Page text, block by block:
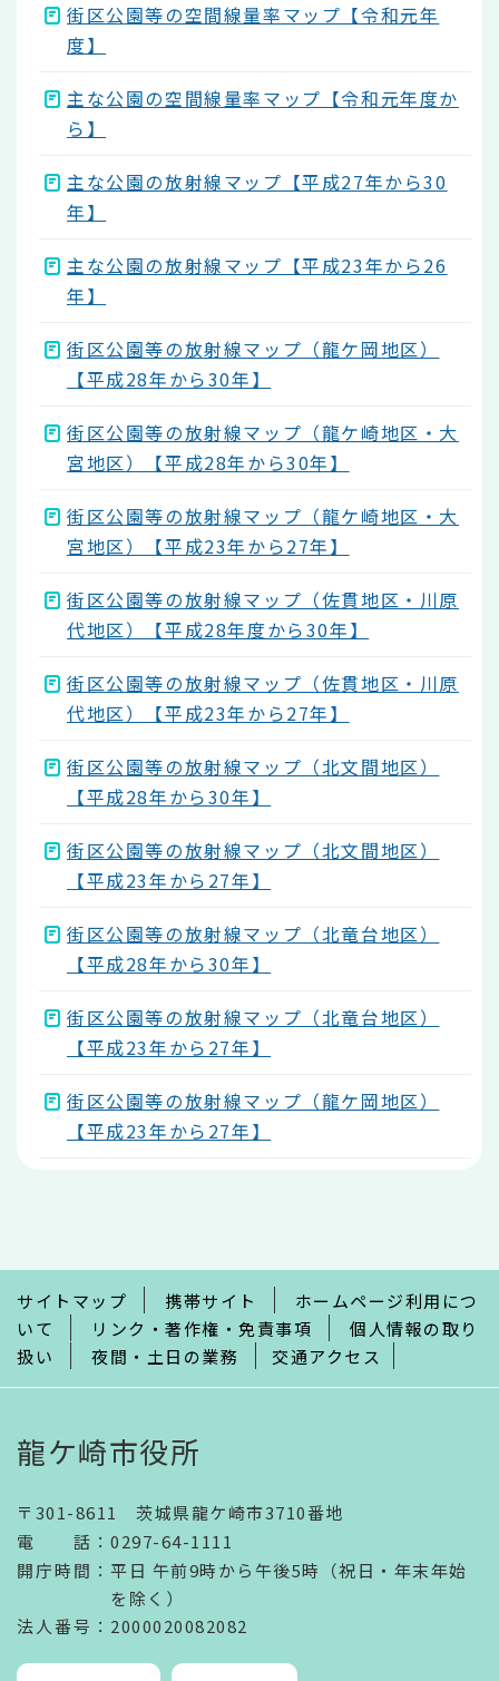
街区公園等の空間線量率マップ【令和元年
度】
主な公園の空間線量率マップ【令和元年度か
ら】
主な公園の放射線マップ【平成27年から30
年】
主な公園の放射線マップ【平成23年から26
年】
街区公園等の放射線マップ（龍ケ岡地区）
【平成28年から30年】
街区公園等の放射線マップ（龍ケ崎地区・大
宮地区）【平成28年から30年】
街区公園等の放射線マップ（龍ケ崎地区・大
宮地区）【平成23年から27年】
街区公園等の放射線マップ（佐貫地区・川原
代地区）【平成28年度から30年】
街区公園等の放射線マップ（佐貫地区・川原
代地区）【平成23年から27年】
街区公園等の放射線マップ（北文間地区）
【平成28年から30年】
街区公園等の放射線マップ（北文間地区）
【平成23年から27年】
街区公園等の放射線マップ（北竜台地区）
【平成28年から30年】
街区公園等の放射線マップ（北竜台地区）
【平成23年から27年】
街区公園等の放射線マップ（龍ケ岡地区）
【平成23年から27年】
で
サイトマップ 携帯サイト
ホームページ利用につ
いて
リンク・著作権・免責事項
個人情報の取り
扱い
夜間・土日の業務 交通アクセス
龍ケ崎市役所
〒301-8611 茨城県龍ケ崎市3710番地
電話 ： 0297-64-1111
開庁時間 ： 平日 午前9時から午後5時（祝日・年末年始
を除く）
法人番号 ：2000020082082